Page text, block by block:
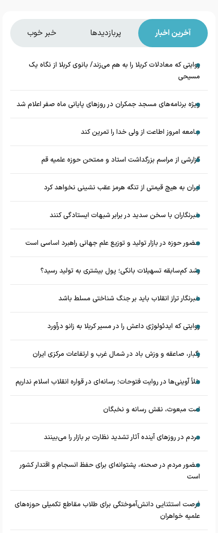
آخرین اخبار پربازدیدها خبر خوب
روایتی که معادلات کربلا را به هم می‌زند/ بانوی کربلا از نگاه یک
مسیحی
‌ویژه برنامه‌های مسجد جمکران در روزهای پایانی ماه صفر اعلام شد
جامعه امروز اطاعت از ولی خدا را تمرین کند
گزارشی از مراسم بزرگداشت استاد و ممتحن حوزه علمیه قم
ایران به هیچ قیمتی از تنگه هرمز عقب نشینی نخواهد کرد
خبرنگاران با سخن سدید در برابر شبهات ایستادگی کنند
حضور حوزه در بازار تولید و توزیع علم جهانی راهبرد اساسی است
رشد کم‌سابقه تسهیلات بانکی؛ پول بیشتری به تولید رسید؟
خبرنگار تراز انقلاب باید بر جنگ شناختی مسلط باشد
روایتی که ایدئولوژی داعش را در مسیر کربلا به زانو درآورد
رگبار، صاعقه و وزش باد در شمال غرب و ارتفاعات مرکزی ایران
خلأ آوینی‌ها در روایت فتوحات؛ رسانه‌ای در قواره انقلاب اسلام نداریم
امت مبعوث، نقش رسانه و نخبگان
مردم در روزهای آینده آثار تشدید نظارت بر بازار را می‌بینند
حضور مردم در صحنه، پشتوانه‌ای برای حفظ انسجام و اقتدار کشور
است
فرصت استثنایی دانش‌آموختگی برای طلاب مقاطع تکمیلی حوزه‌های
علمیه خواهران